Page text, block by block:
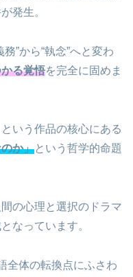
発生。
”から“執念”へと変わ
る覚悟を完全に固めま
いう作品の核心にある
か」という哲学的命題
の心理と選択のドラマ
なっています。
全体の転換点にふさわ